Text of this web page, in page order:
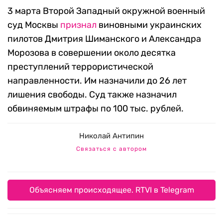
3 марта Второй Западный окружной военный
суд Москвы признал виновными украинских
пилотов Дмитрия Шиманского и Александра
Морозова в совершении около десятка
преступлений террористической
направленности. Им назначили до 26 лет
лишения свободы. Суд также назначил
обвиняемым штрафы по 100 тыс. рублей.
Николай Антипин
Связаться с автором
Объясняем происходящее. RTVI в Telegram